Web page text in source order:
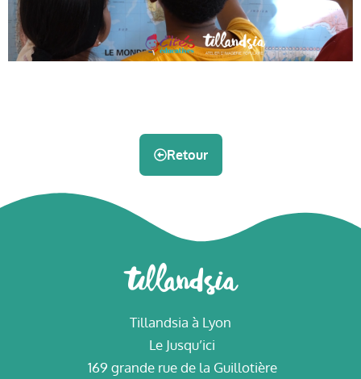
Retour
Tillandsia à Lyon
Le Jusqu’ici
169 grande rue de la Guillotière